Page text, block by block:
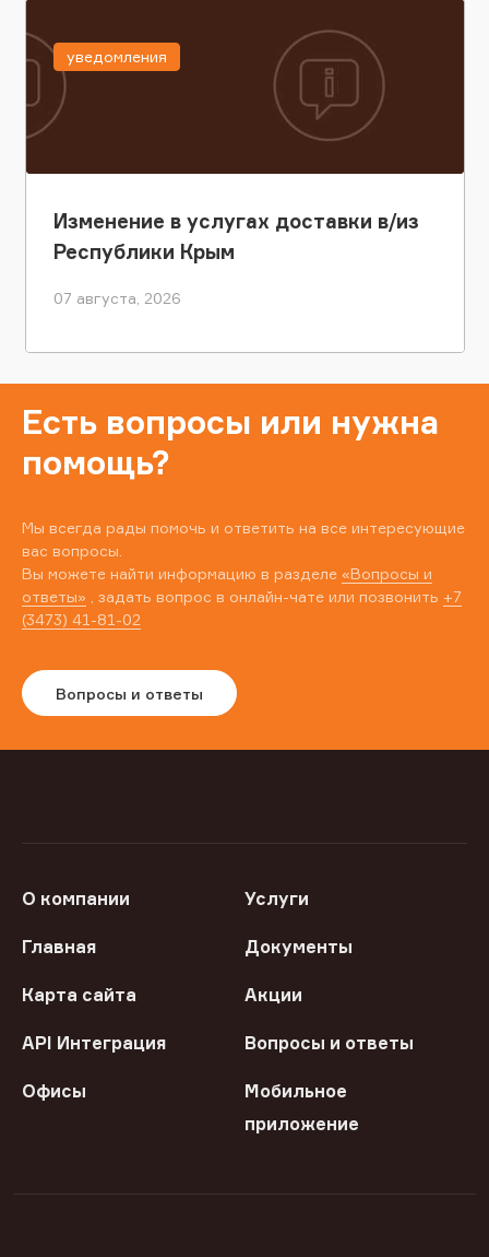
Изменение в услугах доставки в/из
Республики Крым
07 августа, 2026
уведомления
Есть вопросы или нужна
помощь?
Мы всегда рады помочь и ответить на все интересующие
вас вопросы.
Вы можете найти информацию в разделе «Вопросы и
ответы» , задать вопрос в онлайн-чате или позвонить +7
(3473) 41-81-02
Вопросы и ответы
О компании Услуги
Главная Документы
Карта сайта Акции
API Интеграция Вопросы и ответы
Офисы
Мобильное
приложение